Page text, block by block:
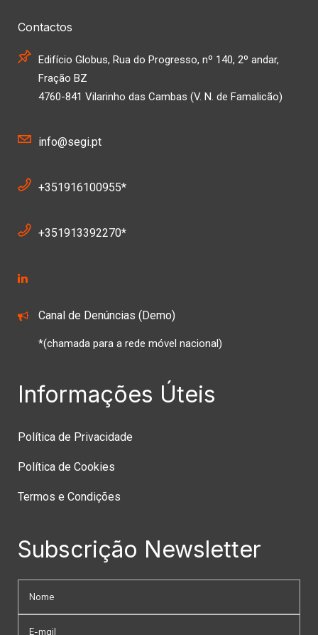
Contactos
Edifício Globus, Rua do Progresso, nº 140, 2º andar,
Fração BZ
4760-841 Vilarinho das Cambas (V. N. de Famalicão)
info@segi.pt
+351916100955*
+351913392270*
Canal de Denúncias (Demo)
*(chamada para a rede móvel nacional)
Informações Úteis
Política de Privacidade
Política de Cookies
Termos e Condições
Subscrição Newsletter